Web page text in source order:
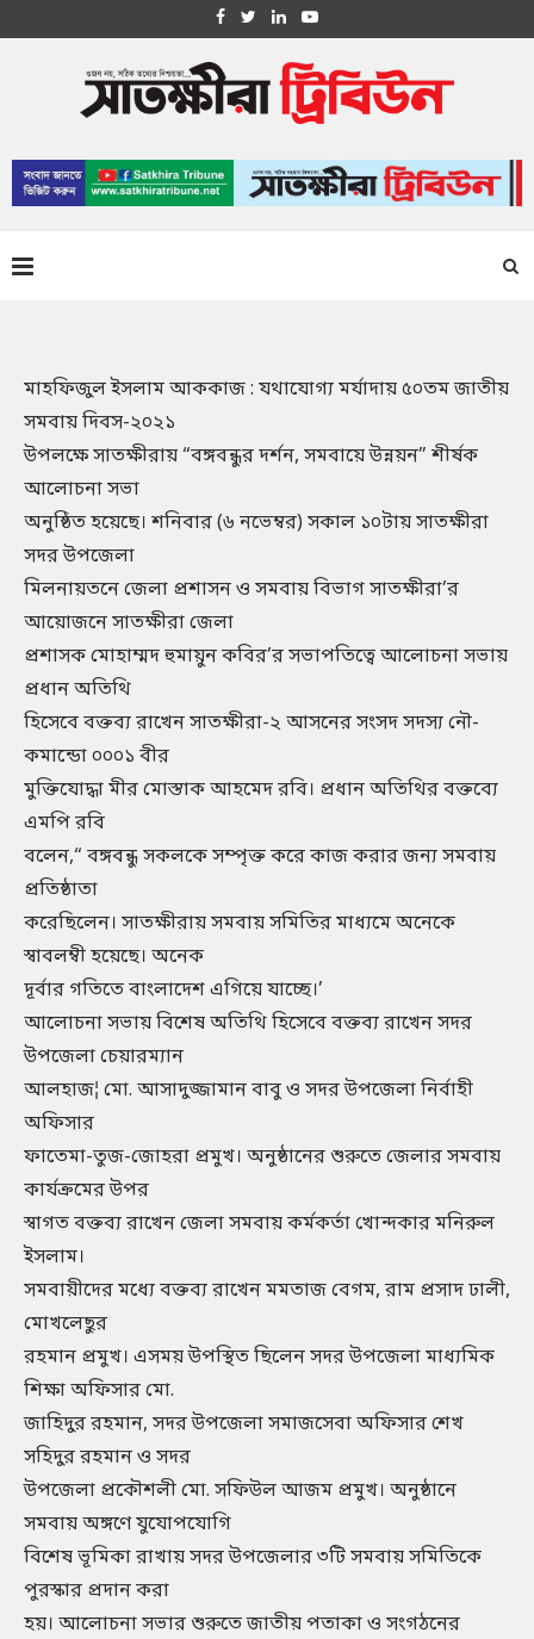
মাহফিজুল ইসলাম আককাজ : যথাযোগ্য মর্যাদায় ৫০তম জাতীয়
সমবায় দিবস-২০২১
উপলক্ষে সাতক্ষীরায় “বঙ্গবন্ধুর দর্শন, সমবায়ে উন্নয়ন” শীর্ষক
আলোচনা সভা
অনুষ্ঠিত হয়েছে। শনিবার (৬ নভেম্বর) সকাল ১০টায় সাতক্ষীরা
সদর উপজেলা
মিলনায়তনে জেলা প্রশাসন ও সমবায় বিভাগ সাতক্ষীরা’র
আয়োজনে সাতক্ষীরা জেলা
প্রশাসক মোহাম্মদ হুমায়ুন কবির’র সভাপতিত্বে আলোচনা সভায়
প্রধান অতিথি
হিসেবে বক্তব্য রাখেন সাতক্ষীরা-২ আসনের সংসদ সদস্য নৌ-
কমান্ডো ০০০১ বীর
মুক্তিযোদ্ধা মীর মোস্তাক আহমেদ রবি। প্রধান অতিথির বক্তব্যে
এমপি রবি
বলেন,“ বঙ্গবন্ধু সকলকে সম্পৃক্ত করে কাজ করার জন্য সমবায়
প্রতিষ্ঠাতা
করেছিলেন। সাতক্ষীরায় সমবায় সমিতির মাধ্যমে অনেকে
স্বাবলম্বী হয়েছে। অনেক
দূর্বার গতিতে বাংলাদেশ এগিয়ে যাচ্ছে।’
আলোচনা সভায় বিশেষ অতিথি হিসেবে বক্তব্য রাখেন সদর
উপজেলা চেয়ারম্যান
আলহাজ¦ মো. আসাদুজ্জামান বাবু ও সদর উপজেলা নির্বাহী
অফিসার
ফাতেমা-তুজ-জোহরা প্রমুখ। অনুষ্ঠানের শুরুতে জেলার সমবায়
কার্যক্রমের উপর
স্বাগত বক্তব্য রাখেন জেলা সমবায় কর্মকর্তা খোন্দকার মনিরুল
ইসলাম।
সমবায়ীদের মধ্যে বক্তব্য রাখেন মমতাজ বেগম, রাম প্রসাদ ঢালী,
মোখলেছুর
রহমান প্রমুখ। এসময় উপস্থিত ছিলেন সদর উপজেলা মাধ্যমিক
শিক্ষা অফিসার মো.
জাহিদুর রহমান, সদর উপজেলা সমাজসেবা অফিসার শেখ
সহিদুর রহমান ও সদর
উপজেলা প্রকৌশলী মো. সফিউল আজম প্রমুখ। অনুষ্ঠানে
সমবায় অঙ্গণে যুযোপযোগি
বিশেষ ভূমিকা রাখায় সদর উপজেলার ৩টি সমবায় সমিতিকে
পুরস্কার প্রদান করা
হয়। আলোচনা সভার শুরুতে জাতীয় পতাকা ও সংগঠনের